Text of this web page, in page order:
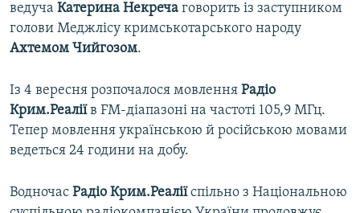
ведуча Катерина Некреча говорить із заступником
голови Меджлісу кримськотарського народу
Ахтемом Чийгозом.
Із 4 вересня розпочалося мовлення Радіо
Крим.Реаліїв FM-діапазоні на частоті 105,9 МГц.
Тепер мовлення українською й російською мовами
ведеться 24 години на добу.
Водночас Радіо Крим.Реаліїспільно з Національною